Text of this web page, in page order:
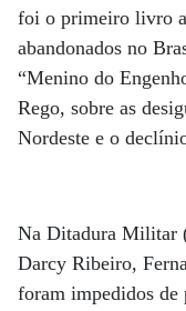
foi o primeiro livro
abandonados no
“Menino do
Rego, sobre as
Nordeste e o
Na Ditadura Militar
Darcy Ribeiro,
foram impedidos de